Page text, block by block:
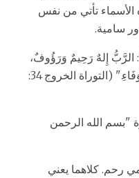
الأسماء تأتي من نفس
سامية.
الرَّبُّ إِلهٌ رَحِيمٌ وَرَؤُوفٌ،
بَطِيءُ الْغَضَبِ وَكَثِيرُ الإِحْسَانِ وَالْوَفَاءِ." (التوراة الخروج 34:
"بسم الله الرحمن
رحم. كلاهما يعني